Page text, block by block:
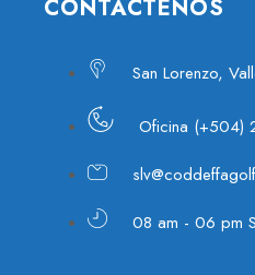
CONTACTENOS
San Lorenzo,
Oficina (+504)
08 am - 06 pm